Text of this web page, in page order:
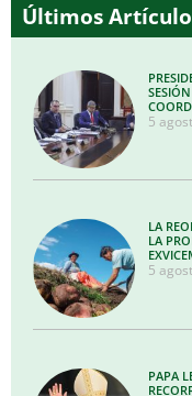
Últimos
5
LA
LA
5
PAPA